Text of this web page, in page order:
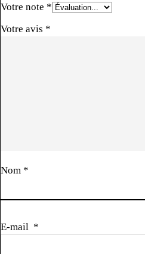
Votre note *
Votre avis *
Nom *
E-mail *